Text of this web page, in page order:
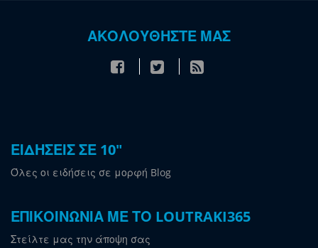
ΑΚΟΛΟΥΘΗΣΤΕ ΜΑΣ
ΕΙΔΗΣΕΙΣ ΣΕ 10"
Όλες οι ειδήσεις σε μορφή Blog
ΕΠΙΚΟΙΝΩΝΙΑ ΜΕ ΤΟ LOUTRAKI365
Στείλτε μας την άποψη σας